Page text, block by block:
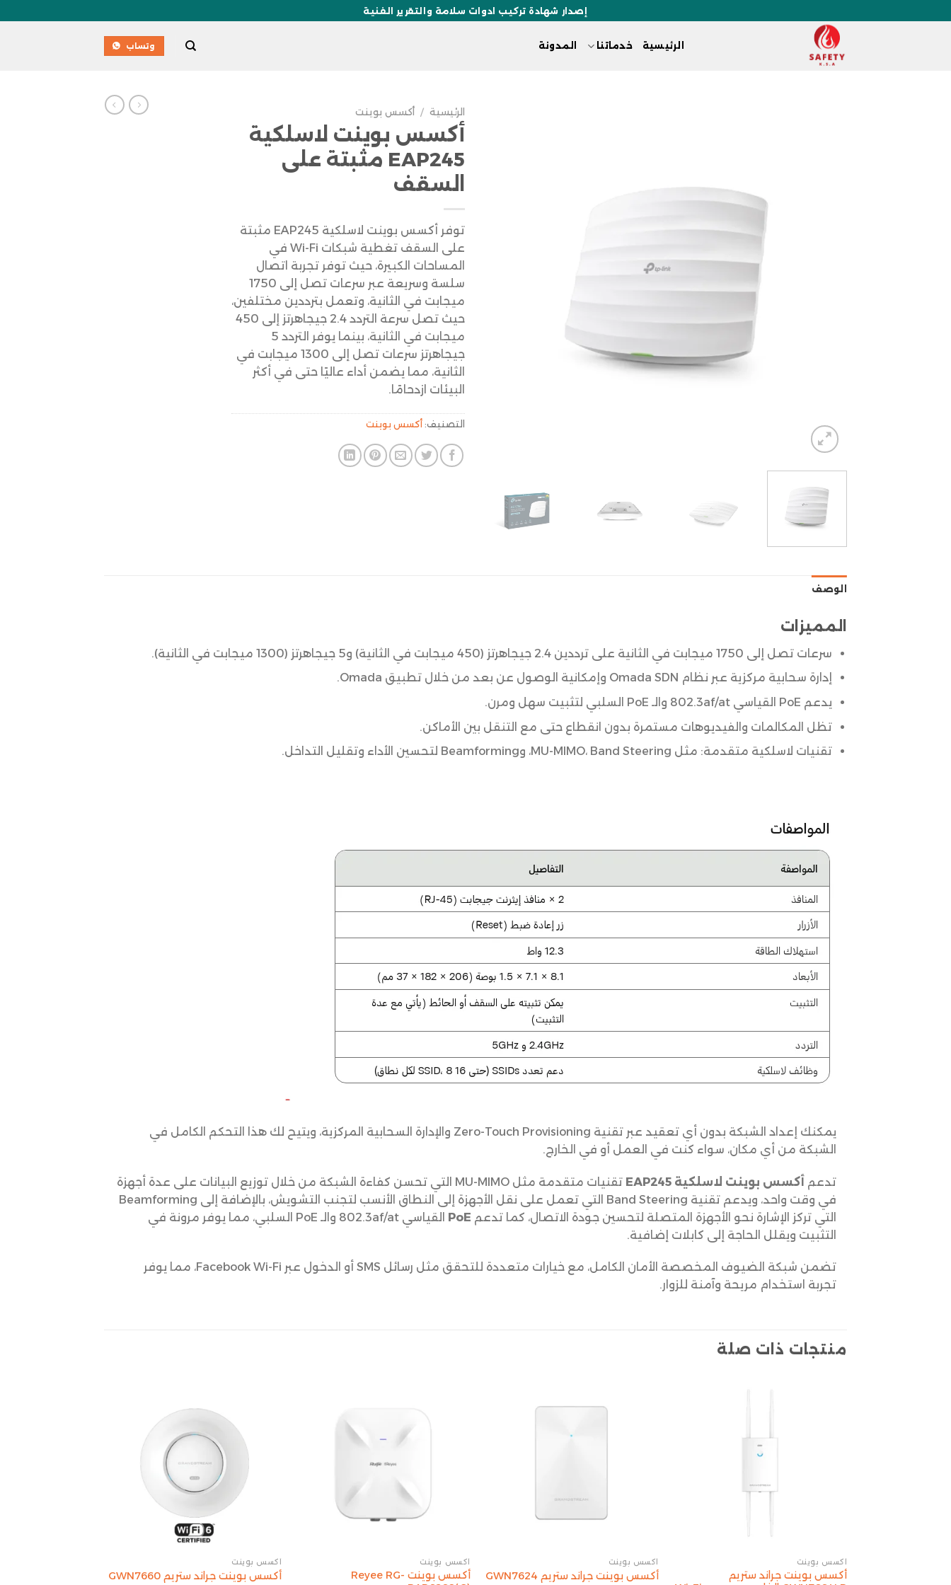
إصدار شهادة تركيب ادوات سلامة والتقرير الفنية
الرئيسية خدماتنا المدونة وتساب
الرئيسية / أكسس بوينت
أكسس بوينت لاسلكية
EAP245 مثبتة على
السقف
توفر أكسس بوينت لاسلكية EAP245 مثبتة
على السقف تغطية شبكات Wi-Fi في
المساحات الكبيرة، حيث توفر تجربة اتصال
سلسة وسريعة عبر سرعات تصل إلى 1750
ميجابت في الثانية، وتعمل بترددين مختلفين،
حيث تصل سرعة التردد 2.4 جيجاهرتز إلى 450
ميجابت في الثانية، بينما يوفر التردد 5
جيجاهرتز سرعات تصل إلى 1300 ميجابت في
الثانية، مما يضمن أداء عاليًا حتى في أكثر
البيئات ازدحامًا.
التصنيف: أكسس بوينت
الوصف
المميزات
سرعات تصل إلى 1750 ميجابت في الثانية على ترددين 2.4 جيجاهرتز (450 ميجابت في الثانية) و5 جيجاهرتز (1300 ميجابت في الثانية).
إدارة سحابية مركزية عبر نظام Omada SDN وإمكانية الوصول عن بعد من خلال تطبيق Omada.
يدعم PoE القياسي 802.3af/at والـ PoE السلبي لتثبيت سهل ومرن.
تظل المكالمات والفيديوهات مستمرة بدون انقطاع حتى مع التنقل بين الأماكن.
تقنيات لاسلكية متقدمة: مثل MU-MIMO، Band Steering، وBeamforming لتحسين الأداء وتقليل التداخل.
يمكنك إعداد الشبكة بدون أي تعقيد عبر تقنية Zero-Touch Provisioning والإدارة السحابية المركزية، ويتيح لك هذا التحكم الكامل في
الشبكة من أي مكان، سواء كنت في العمل أو في الخارج.
تدعم أكسس بوينت لاسلكية EAP245
تقنيات متقدمة مثل MU-MIMO التي تحسن كفاءة الشبكة من خلال توزيع البيانات على عدة أجهزة
في وقت واحد، ويدعم تقنية Band Steering التي تعمل على نقل الأجهزة إلى النطاق الأنسب لتجنب التشويش، بالإضافة إلى Beamforming
التي تركز الإشارة نحو الأجهزة المتصلة لتحسين جودة الاتصال، كما تدعم PoE
القياسي 802.3af/at والـ PoE السلبي، مما يوفر مرونة في
التثبيت ويقلل الحاجة إلى كابلات إضافية.
تضمن شبكة الضيوف المخصصة الأمان الكامل، مع خيارات متعددة للتحقق مثل رسائل SMS أو الدخول عبر Facebook Wi-Fi، مما يوفر
تجربة استخدام مريحة وآمنة للزوار.
منتجات ذات صلة
أكسس بوينت
أكسس بوينت جراند ستريم
أكسس بوينت
أكسس بوينت جراند ستريم GWN7624
أكسس بوينت
أكسس بوينت Reyee RG-
أكسس بوينت
أكسس بوينت جراند ستريم GWN7660